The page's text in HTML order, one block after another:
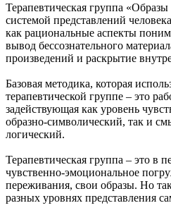
Терапевтическая группа
системой представлений
как рациональные аспекты
вывод бессознательного
произведений и раскрытие
Базовая методика, которая
терапевтической группе – это
задействующая как уровень
образно-символический, так и
логический.
Терапевтическая группа – это в
чувственно-эмоциональное
переживания, свои образы. Но
разных уровнях представления